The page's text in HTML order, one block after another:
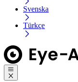
Svenska
Türkçe